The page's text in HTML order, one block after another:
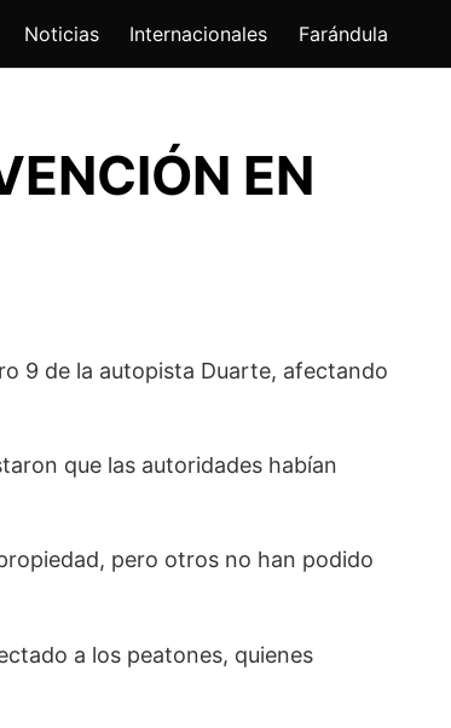
Noticias Internacionales Farándula
EN
9 de la autopista Duarte, afectando
que las autoridades habían
pero otros no han podido
a los peatones, quienes